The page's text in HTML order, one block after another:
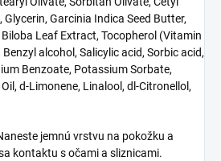
Garcinia Indica Seed Butter,
Leaf Extract, Tocopherol (Vitamin
alcohol, Salicylic acid, Sorbic acid,
Benzoate, Potassium Sorbate,
d-Limonene, Linalool, dl-Citronellol,
jemnú vrstvu na pokožku a
kontaktu s očami a sliznicami.